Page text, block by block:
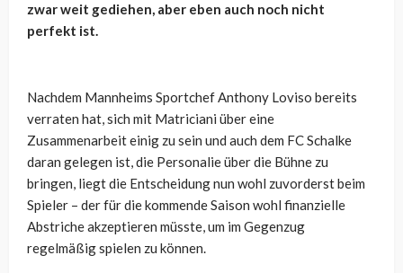
zwar weit gediehen, aber eben auch noch nicht
perfekt ist.
Nachdem Mannheims Sportchef Anthony Loviso bereits
verraten hat, sich mit Matriciani über eine
Zusammenarbeit einig zu sein und auch dem FC Schalke
daran gelegen ist, die Personalie über die Bühne zu
bringen, liegt die Entscheidung nun wohl zuvorderst beim
Spieler – der für die kommende Saison wohl finanzielle
Abstriche akzeptieren müsste, um im Gegenzug
regelmäßig spielen zu können.